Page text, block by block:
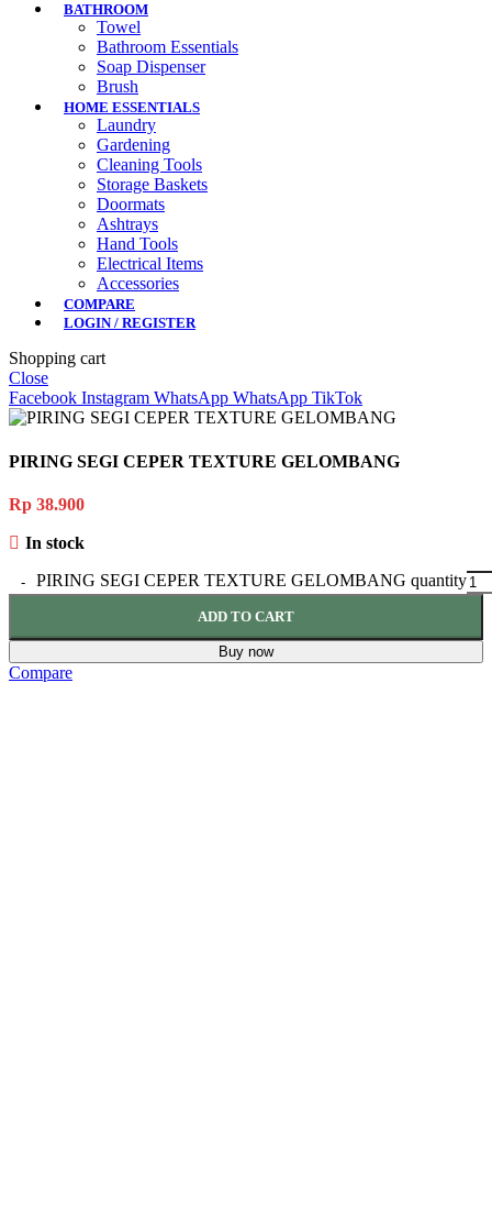
BATHROOM
Towel
Bathroom Essentials
Soap Dispenser
Brush
HOME ESSENTIALS
Laundry
Gardening
Cleaning Tools
Storage Baskets
Doormats
Ashtrays
Hand Tools
Electrical Items
Accessories
COMPARE
LOGIN / REGISTER
Shopping cart
Close
Facebook Instagram WhatsApp WhatsApp TikTok
PIRING SEGI CEPER TEXTURE GELOMBANG
Rp 38.900
In stock
PIRING SEGI CEPER TEXTURE GELOMBANG quantity
ADD TO CART
Buy now
Compare